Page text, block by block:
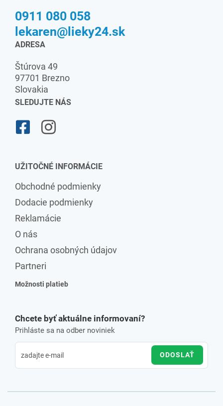
0911 080 058
lekaren@lieky24.sk
ADRESA
Štúrova 49
97701 Brezno
Slovakia
SLEDUJTE NÁS
UŽITOČNÉ INFORMÁCIE
Obchodné podmienky
Dodacie podmienky
Reklamácie
O nás
Ochrana osobných údajov
Partneri
Možnosti platieb
Chcete byť aktuálne informovaní?
Prihláste sa na odber noviniek
ODOSLAŤ